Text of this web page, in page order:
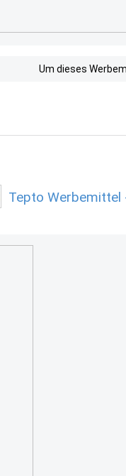
Um dieses
Tepto Werbemittel